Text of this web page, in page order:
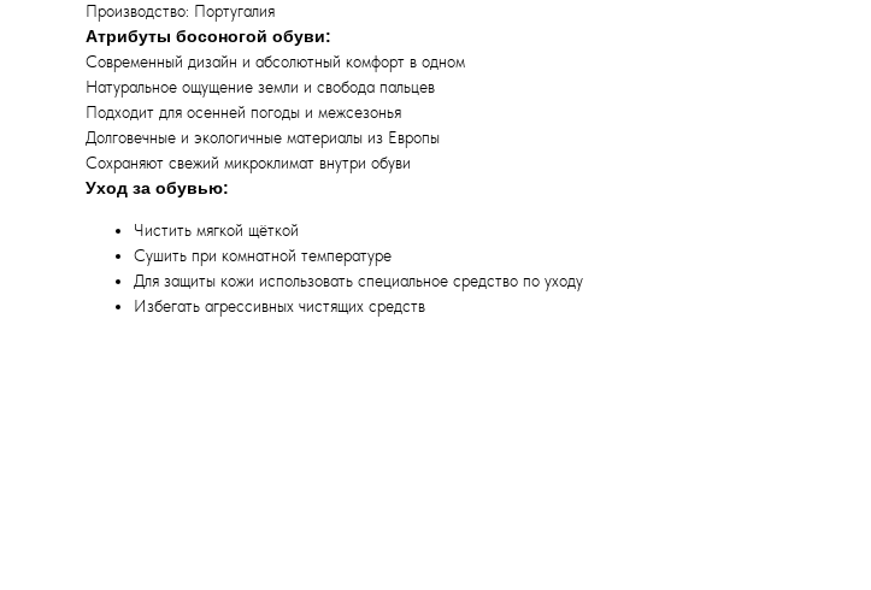
Производство: Португалия
Атрибуты босоногой обуви:
Современный дизайн и абсолютный комфорт в одном
Натуральное ощущение земли и свобода пальцев
Подходит для осенней погоды и межсезонья
Долговечные и экологичные материалы из Европы
Сохраняют свежий микроклимат внутри обуви
Уход за обувью:
Чистить мягкой щёткой
Сушить при комнатной температуре
Для защиты кожи использовать специальное средство по уходу
Избегать агрессивных чистящих средств